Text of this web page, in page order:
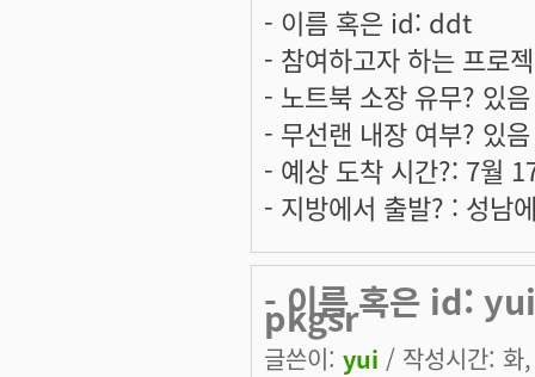
- 이름 혹은 id: ddt
- 참여하고자 하는 프
- 노트북 소장 유무? 있음
- 무선랜 내장 여부? 있음
- 예상 도착 시간?: 7월
- 지방에서 출발? : 성남
- 이름 혹은 id:
pkgsr
글쓴이: yui / 작성시간: